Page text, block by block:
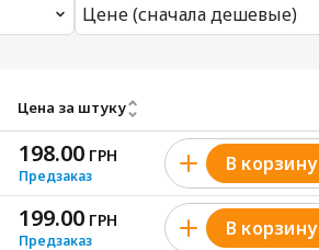
Цене (сначала дешевые)
Цена за штуку
198.00 ГРН
Предзаказ
В корзину
199.00 ГРН
Предзаказ
В корзину